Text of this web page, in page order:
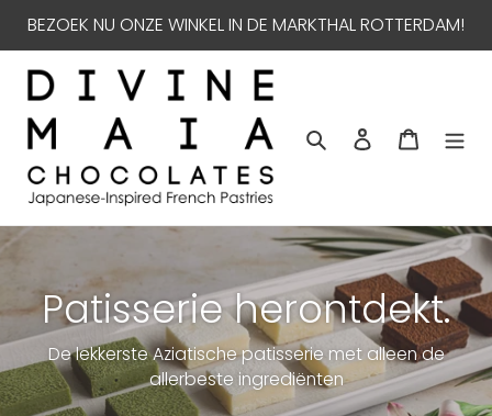
naar
content
BEZOEK NU ONZE WINKEL IN DE MARKTHAL ROTTERDAM!
Zoeken Aanmelden
Patisserie herontdekt.
De lekkerste Aziatische patisserie met alleen de
allerbeste ingrediënten